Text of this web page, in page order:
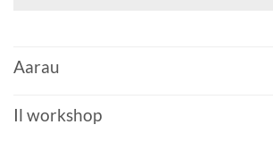
Aarau
Il workshop